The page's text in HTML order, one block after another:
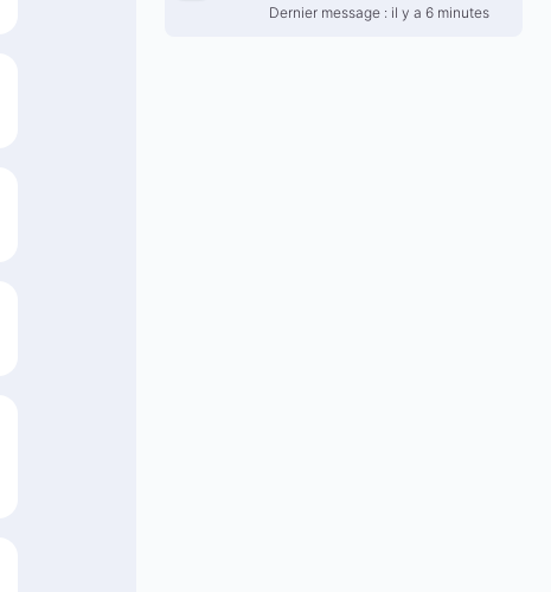
Dernier message : il y a 6 minutes